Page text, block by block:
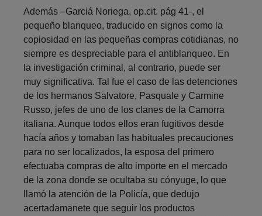
Además –Garciá Noriega, op.cit. pág 41-, el
pequeño blanqueo, traducido en signos como la
copiosidad en las pequeñas compras cotidianas, no
siempre es despreciable para el antiblanqueo. En
la investigación criminal, al contrario, puede ser
muy significativa. Tal fue el caso de las detenciones
de los hermanos Salvatore, Pasquale y Carmine
Russo, jefes de uno de los clanes de la Camorra
italiana. Aunque todos ellos eran fugitivos desde
hacía años y tomaban las habituales precauciones
para no ser localizados, la esposa del primero
efectuaba compras de alto importe en el mercado
de la zona donde se ocultaba su cónyuge, lo que
llamó la atención de la Policía, que dedujo
acertadamanete que seguir los productos